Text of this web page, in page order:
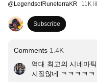
@LegendsofRuneterraKR 11K
Subscribe
Comments 1.4K
역대 최고의 시네마
지질않네 ㅋㅋㅋㅋㅋ